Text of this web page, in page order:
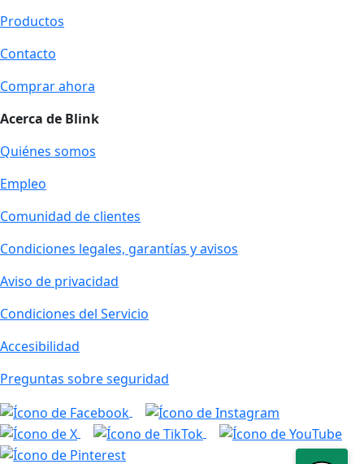
Productos
Contacto
Comprar ahora
Acerca de Blink
Quiénes somos
Empleo
Comunidad de clientes
Condiciones legales, garantías y avisos
Aviso de privacidad
Condiciones del Servicio
Accesibilidad
Preguntas sobre seguridad